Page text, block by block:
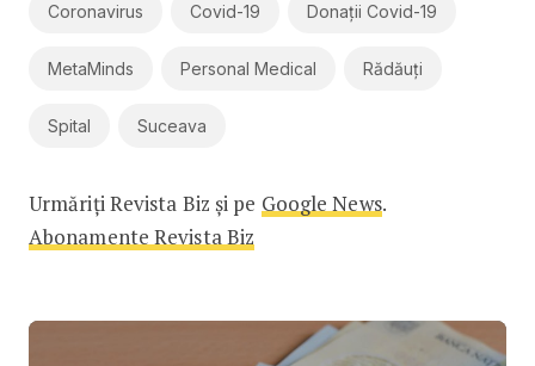
Coronavirus Covid-19 Donații Covid-19
MetaMinds Personal Medical Rădăuți
Spital Suceava
Urmăriți Revista Biz și pe Google News.
Abonamente Revista Biz